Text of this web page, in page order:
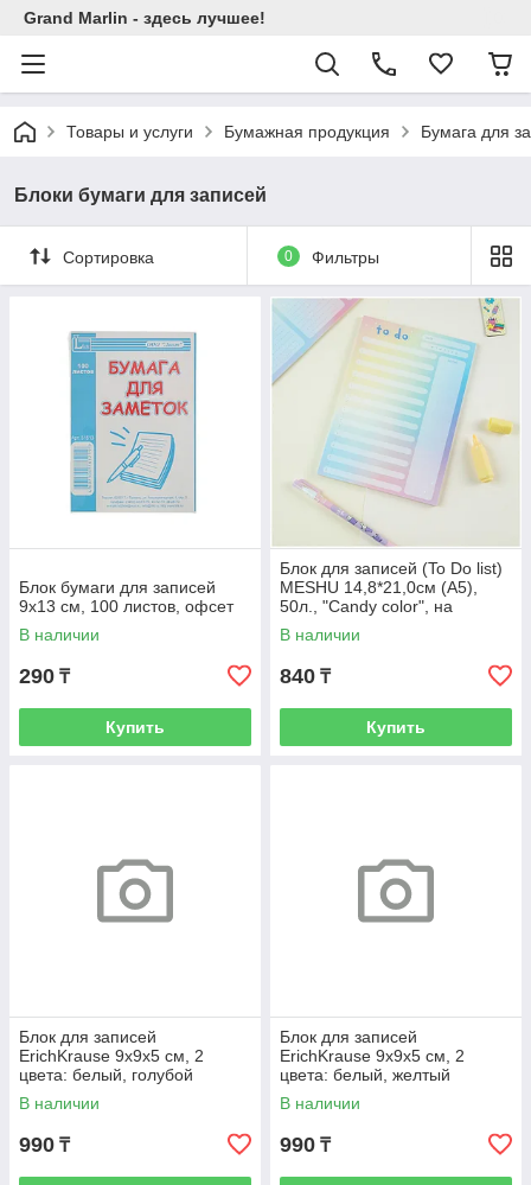
Grand Marlin - здесь лучшее!
Товары и услуги Бумажная продукция Бумага для
Блоки бумаги для записей
Сортировка 0 Фильтры
Блок бумаги для записей
9х13 см, 100 листов, офсет
В наличии
290 ₸
Купить
Блок для записей (To Do list)
MESHU 14,8*21,0см (А5),
50л., "Candy color", на
склейке
В наличии
840 ₸
Купить
Блок для записей
ErichKrause 9x9x5 см, 2
цвета: белый, голубой
В наличии
990 ₸
Блок для записей
ErichKrause 9x9x5 см, 2
цвета: белый, желтый
В наличии
990 ₸